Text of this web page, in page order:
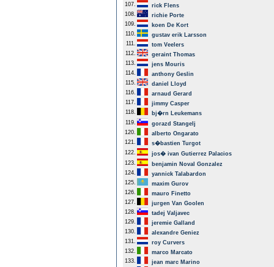
107.
rick Flens
108.
richie Porte
109.
koen De Kort
110.
gustav erik Larsson
111.
tom Veelers
112.
geraint Thomas
113.
jens Mouris
114.
anthony Geslin
115.
daniel Lloyd
116.
arnaud Gerard
117.
jimmy Casper
118.
bj�rn Leukemans
119.
gorazd Stangelj
120.
alberto Ongarato
121.
s�bastien Turgot
122.
jos� ivan Gutierrez Palacios
123.
benjamin Noval Gonzalez
124.
yannick Talabardon
125.
maxim Gurov
126.
mauro Finetto
127.
jurgen Van Goolen
128.
tadej Valjavec
129.
jeremie Galland
130.
alexandre Geniez
131.
roy Curvers
132.
marco Marcato
133.
jean marc Marino